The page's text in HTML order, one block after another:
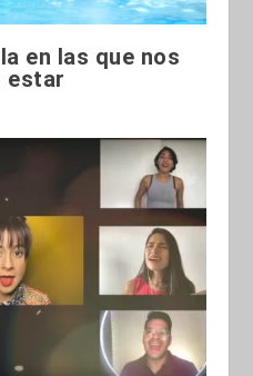
en las que nos
estar